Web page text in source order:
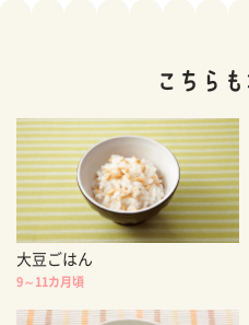
大豆ごはん
9～11カ月頃